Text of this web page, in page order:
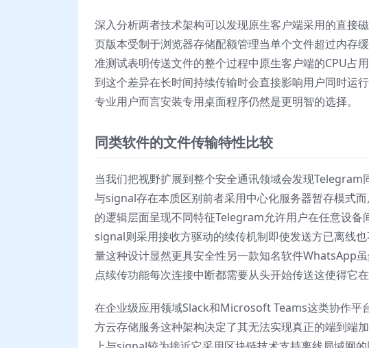
深入分析两者技术架构可以发现原生客户端采用的直接
页版本受制于浏览器存储配额管理当单个文件超过内存
准测试表明传送文件的整个过程中原生客户端的CPU占
到这个差异在长时间持续传输时会直接影响用户同时运
专业用户而言安装专用桌面程序仍然是更明智的选择。
同类软件的文件传输特性比较
当我们把视野扩展到整个安全通讯领域会发现
与signal存在本质区别前者采用中心化服务器暂存模式
的逻辑层面呈现不同特征Telegram允许用户在任意设
signal则采用接收方驱动的续传机制即使发送方已离线
量这种设计显然更具安全性另一款知名软件WhatsApp
点续传功能每次连接中断都需要从头开始传送这使得它
在企业级应用领域Slack和Microsoft Teams这类协作平
方云存储服务这种架构决定了其无法实现真正的端到端